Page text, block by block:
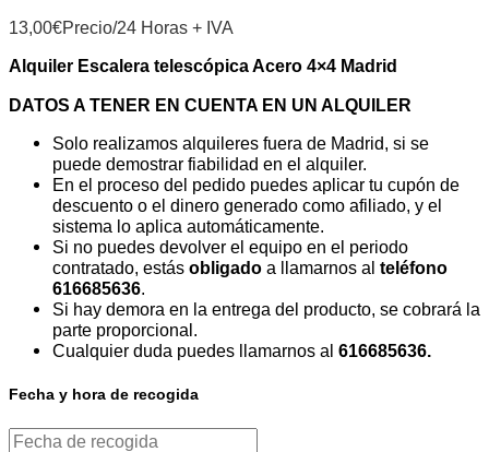
13,00€Precio/24 Horas + IVA
Alquiler Escalera telescópica Acero 4×4 Madrid
DATOS A TENER EN CUENTA EN UN ALQUILER
Solo realizamos alquileres fuera de Madrid, si se
puede demostrar fiabilidad en el alquiler.
En el proceso del pedido puedes aplicar tu cupón de
descuento o el dinero generado como afiliado, y el
sistema lo aplica automáticamente.
Si no puedes devolver el equipo en el periodo
contratado, estás obligado a llamarnos al teléfono
616685636.
Si hay demora en la entrega del producto, se cobrará la
parte proporcional.
Cualquier duda puedes llamarnos al 616685636.
Fecha y hora de recogida